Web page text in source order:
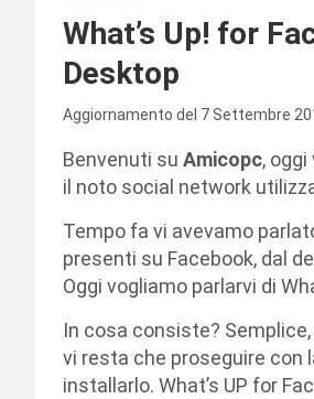
What’s Up! for
Desktop
Aggiornamento del 7 Settembre
Benvenuti su Amicopc,
il noto social network
Tempo fa vi avevamo
presenti su Facebook, dal
Oggi vogliamo parlarvi di
In cosa consiste?
vi resta che proseguire
installarlo. What’s UP for